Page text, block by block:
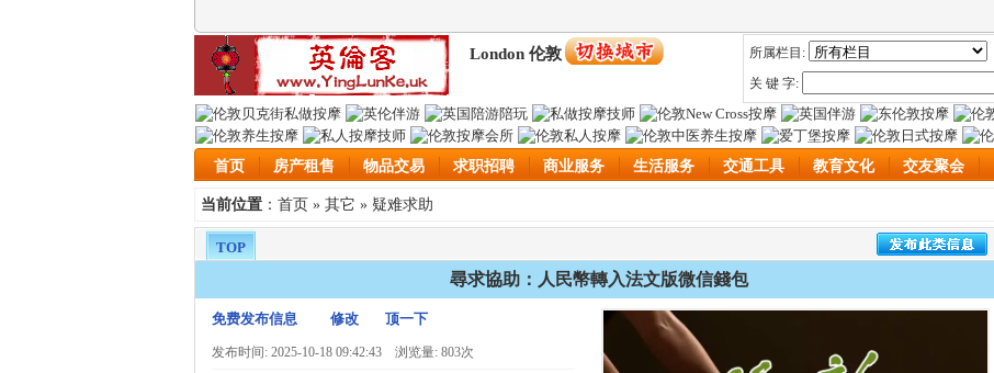
London 伦敦
所属栏目:
关 键 字:
首页 房产租售 物品交易 求职招聘 商业服务 生活服务 交通工具 教育文化 交友聚会
当前位置 ： 首页 » 其它 » 疑难求助
TOP
尋求協助：人民幣轉入法文版微信錢包
免费发布信息 修改 顶一下
发布时间: 2025-10-18 09:42:43 浏览量: 803次